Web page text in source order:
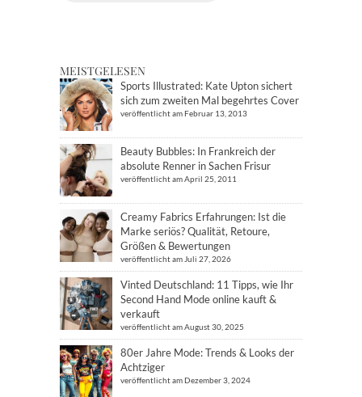
MEISTGELESEN
Sports Illustrated: Kate Upton sichert
sich zum zweiten Mal begehrtes Cover
veröffentlicht am Februar 13, 2013
Beauty Bubbles: In Frankreich der
absolute Renner in Sachen Frisur
veröffentlicht am April 25, 2011
Creamy Fabrics Erfahrungen: Ist die
Marke seriös? Qualität, Retoure,
Größen & Bewertungen
veröffentlicht am Juli 27, 2026
Vinted Deutschland: 11 Tipps, wie Ihr
Second Hand Mode online kauft &
verkauft
veröffentlicht am August 30, 2025
80er Jahre Mode: Trends & Looks der
Achtziger
veröffentlicht am Dezember 3, 2024